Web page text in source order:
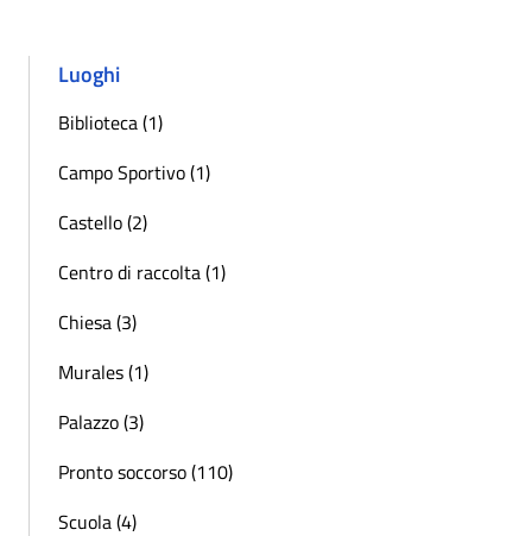
Luoghi
Biblioteca (1)
Campo Sportivo (1)
Castello (2)
Centro di raccolta (1)
Chiesa (3)
Murales (1)
Palazzo (3)
Pronto soccorso (110)
Scuola (4)